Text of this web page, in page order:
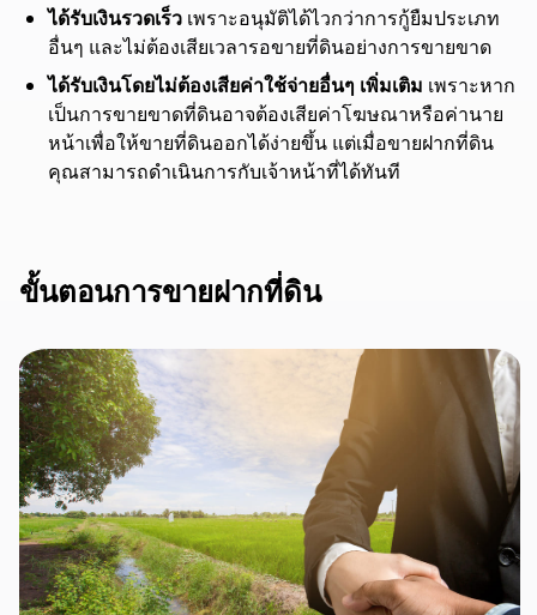
ได้รับเงินรวดเร็ว เพราะอนุมัติได้ไวกว่าการกู้ยืมประเภท
อื่นๆ และไม่ต้องเสียเวลารอขายที่ดินอย่างการขายขาด
ได้รับเงินโดยไม่ต้องเสียค่าใช้จ่ายอื่นๆ เพิ่มเติม เพราะหาก
เป็นการขายขาดที่ดินอาจต้องเสียค่าโฆษณาหรือค่านาย
หน้าเพื่อให้ขายที่ดินออกได้ง่ายขึ้น แต่เมื่อขายฝากที่ดิน
คุณสามารถดำเนินการกับเจ้าหน้าที่ได้ทันที
ขั้นตอนการขายฝากที่ดิน